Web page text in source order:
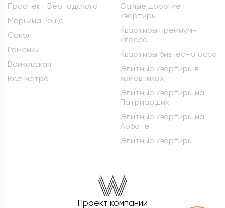
Проспект Вернадского
Марьина Роща
Сокол
Раменки
Войковская
Все метро
Самые дорогие
квартиры
Квартиры премиум-
класса
Квартиры бизнес-класса
Элитные квартиры в
хамовниках
Элитные квартиры на
Патриарших
Элитные квартиры на
Арбате
Элитные квартиры
Проект компании